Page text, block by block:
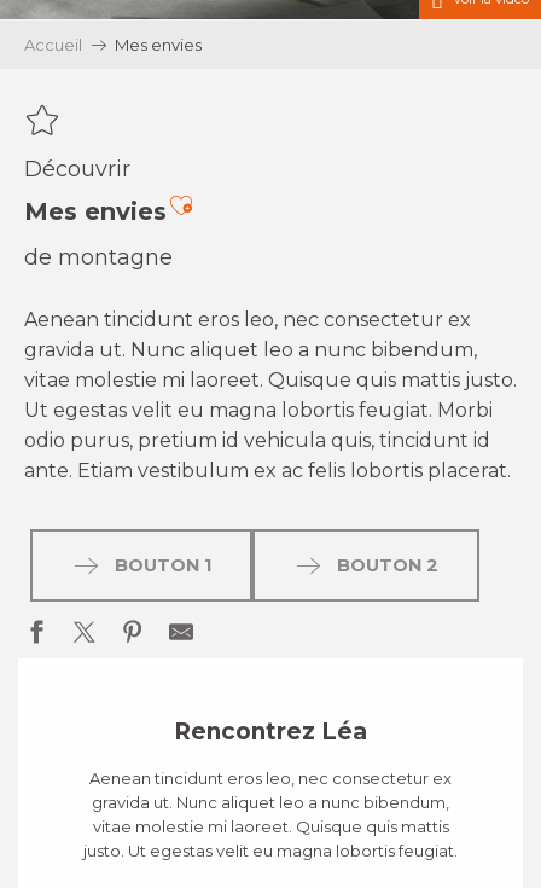
Accueil Mes envies
Découvrir
Mes enviesAjouter aux favoris
de montagne
Aenean tincidunt eros leo, nec consectetur ex
gravida ut. Nunc aliquet leo a nunc bibendum,
vitae molestie mi laoreet. Quisque quis mattis justo.
Ut egestas velit eu magna lobortis feugiat. Morbi
odio purus, pretium id vehicula quis, tincidunt id
ante. Etiam vestibulum ex ac felis lobortis placerat.
BOUTON 1 BOUTON 2
Rencontrez Léa
Aenean tincidunt eros leo, nec consectetur ex
gravida ut. Nunc aliquet leo a nunc bibendum,
vitae molestie mi laoreet. Quisque quis mattis
justo. Ut egestas velit eu magna lobortis feugiat.